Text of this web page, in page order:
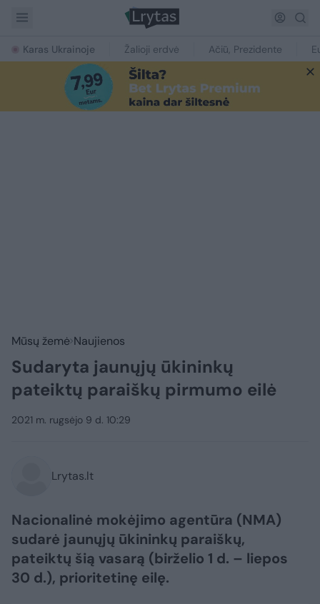
Karas Ukrainoje Žalioji erdvė Ačiū, Prezidente
Mūsų žemė Naujienos
Sudaryta jaunųjų ūkininkų
pateiktų paraiškų pirmumo eilė
2021 m. rugsėjo 9 d. 10:29
Lrytas.lt
Nacionalinė mokėjimo agentūra (NMA)
sudarė jaunųjų ūkininkų paraiškų,
pateiktų šią vasarą (birželio 1 d. – liepos
30 d.), prioritetinę eilę.